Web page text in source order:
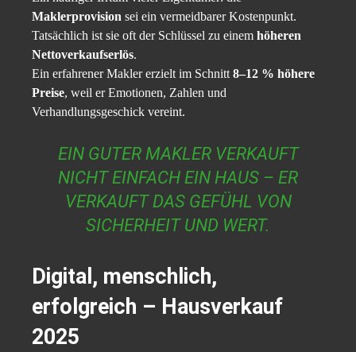
Maklerprovision sei ein vermeidbarer Kostenpunkt.
Tatsächlich ist sie oft der Schlüssel zu einem höheren
Nettoverkaufserlös.
Ein erfahrener Makler erzielt im Schnitt 8–12 % höhere
Preise, weil er Emotionen, Zahlen und
Verhandlungsgeschick vereint.
EIN GUTER MAKLER VERKAUFT
NICHT EINFACH EIN HAUS – ER
VERKAUFT DAS GEFÜHL VON
SICHERHEIT UND WERT.
Digital, menschlich,
erfolgreich – Hausverkauf
2025